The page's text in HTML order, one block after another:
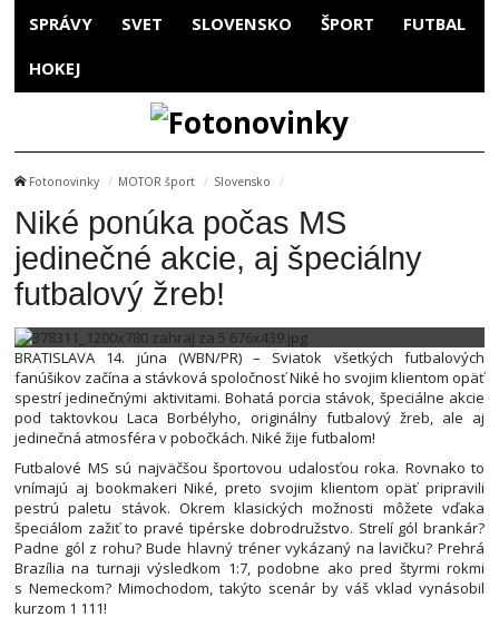
SPRÁVY SVET SLOVENSKO ŠPORT FUTBAL
HOKEJ
Fotonovinky MOTOR šport Slovensko
Niké ponúka počas MS
jedinečné akcie, aj špeciálny
futbalový žreb!
BRATISLAVA 14. júna (WBN/PR) – Sviatok všetkých futbalových
fanúšikov začína a stávková spoločnosť Niké ho svojim klientom opäť
spestrí jedinečnými aktivitami. Bohatá porcia stávok, špeciálne akcie
pod taktovkou Laca Borbélyho, originálny futbalový žreb, ale aj
jedinečná atmosféra v pobočkách. Niké žije futbalom!
Futbalové MS sú najväčšou športovou udalosťou roka. Rovnako to
vnímajú aj bookmakeri Niké, preto svojim klientom opäť pripravili
pestrú paletu stávok. Okrem klasických možnosti môžete vďaka
špeciálom zažiť to pravé tipérske dobrodružstvo. Strelí gól brankár?
Padne gól z rohu? Bude hlavný tréner vykázaný na lavičku? Prehrá
Brazília na turnaji výsledkom 1:7, podobne ako pred štyrmi rokmi
s Nemeckom? Mimochodom, takýto scenár by váš vklad vynásobil
kurzom 1 111!